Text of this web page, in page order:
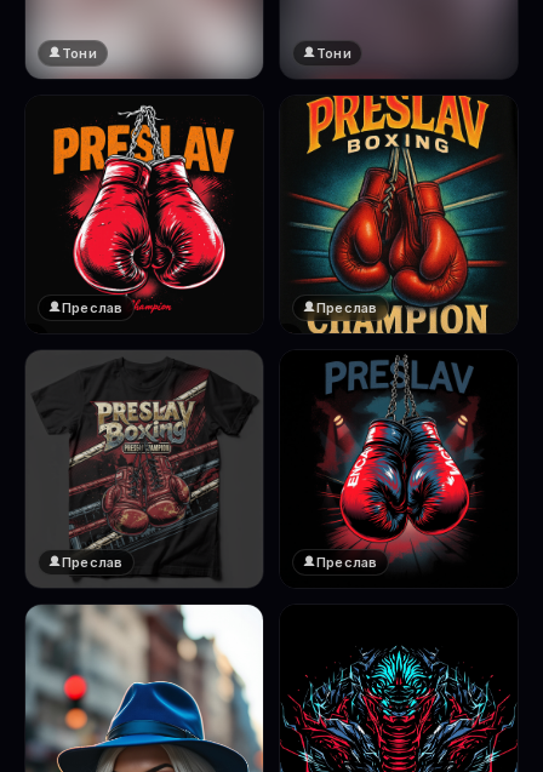
Натисни за преглед
Тони
🔞 18+
Натисни за преглед
Тони
❤️
1
Преслав
❤️
Преслав
Преслав Преслав